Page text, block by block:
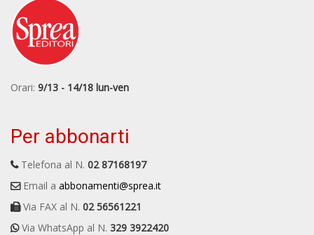
Orari: 9/13 - 14/18 lun-ven
Per abbonarti
Telefona al N. 02 87168197
Email a abbonamenti@sprea.it
Via FAX al N. 02 56561221
Via WhatsApp al N. 329 3922420